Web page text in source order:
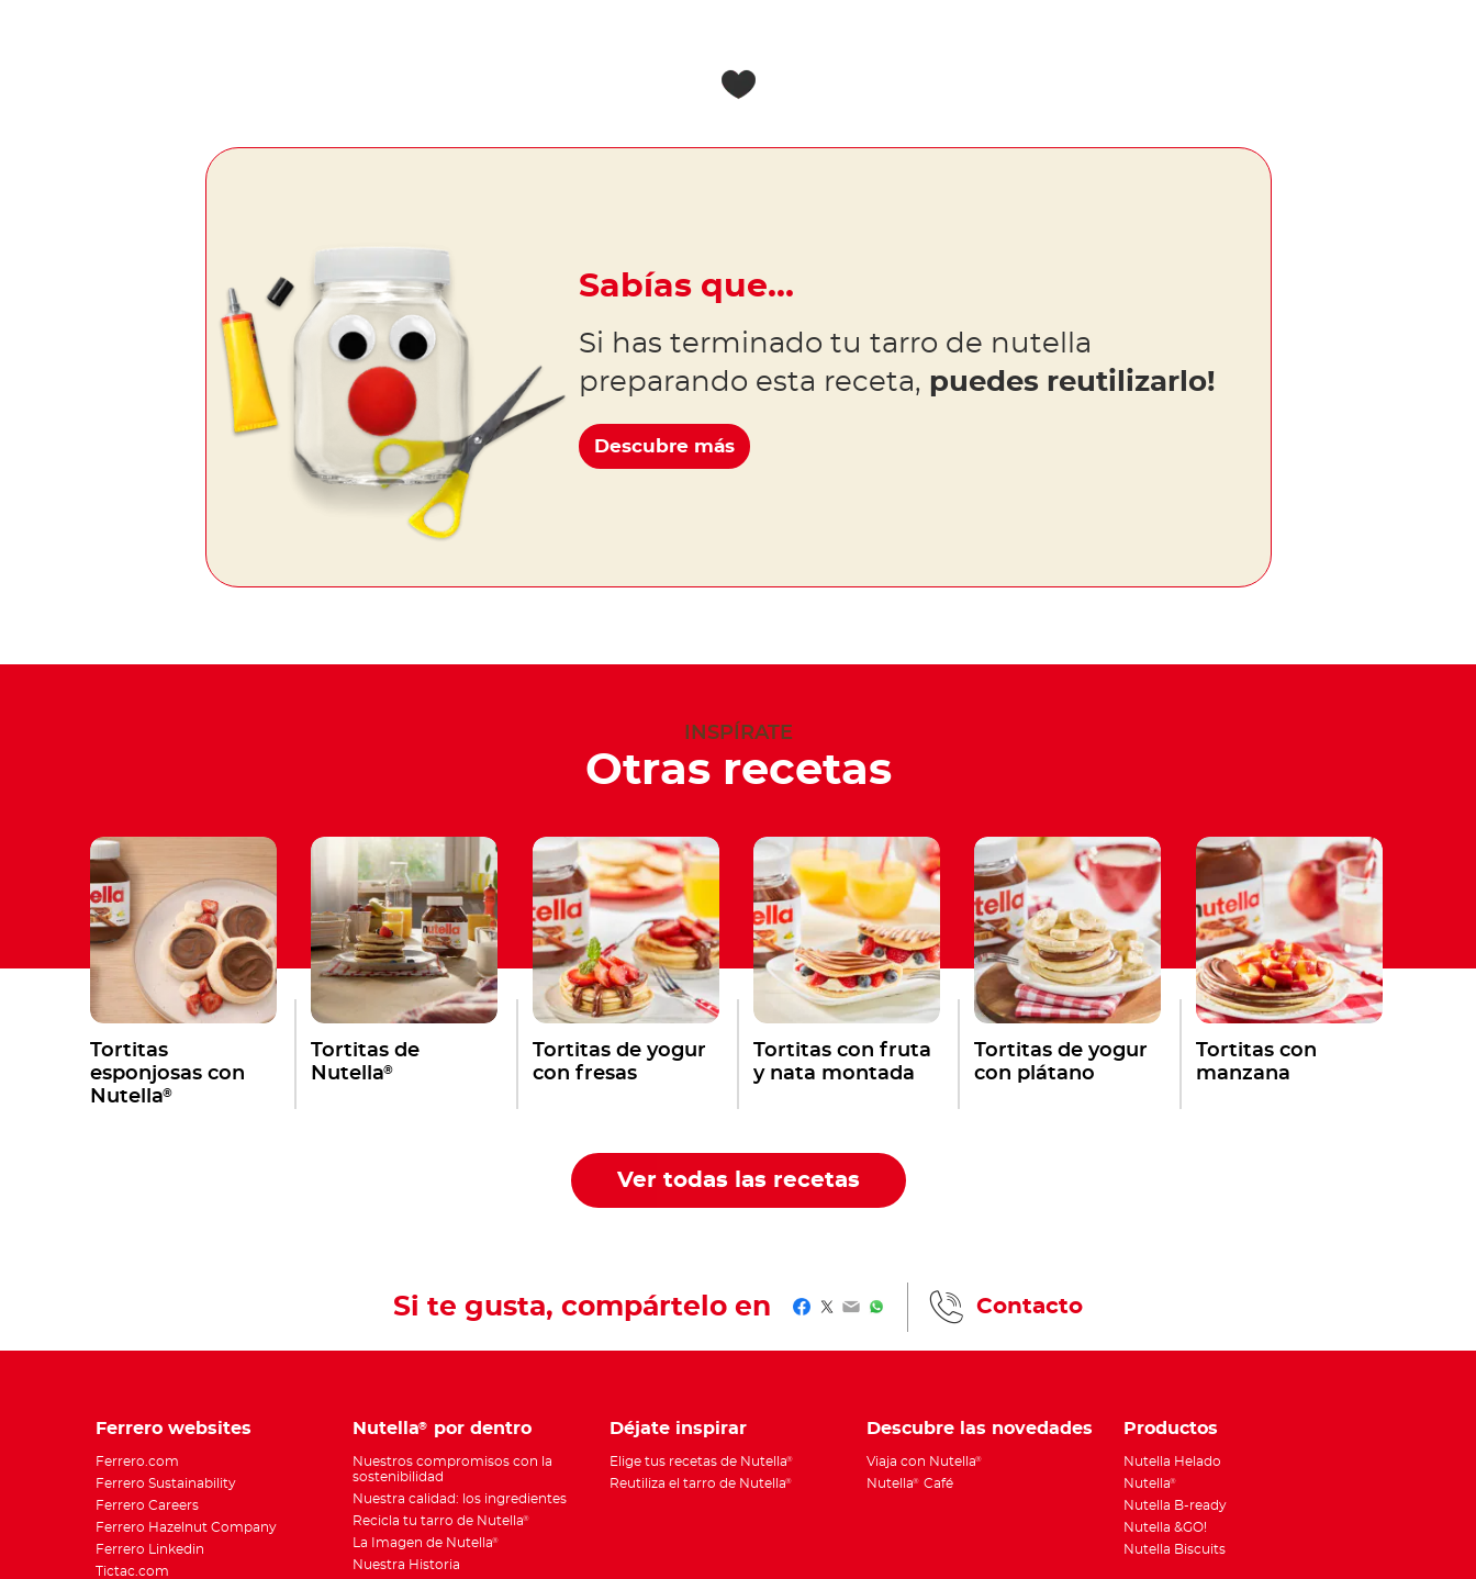
Sabías que…
Si has terminado tu tarro de nutella
preparando esta receta, puedes reutilizarlo!
Descubre más
INSPÍRATE
Otras recetas
Tortitas
esponjosas con
Nutella®
Tortitas de
Nutella®
Tortitas de yogur
con fresas
Tortitas con fruta
y nata montada
Tortitas de yogur
con plátano
Tortitas con
manzana
Ver todas las recetas
Si te gusta, compártelo en Facebook
Twitter
EmailWhatsApp Contacto
Ferrero websites
Ferrero.com
Ferrero Sustainability
Ferrero Careers
Ferrero Hazelnut Company
Ferrero Linkedin
Tictac.com
Nutella® por dentro
Nuestros compromisos con la
sostenibilidad
Nuestra calidad: los ingredientes
Recicla tu tarro de Nutella®
La Imagen de Nutella®
Nuestra Historia
Déjate inspirar
Elige tus recetas de Nutella®
Reutiliza el tarro de Nutella®
Descubre las novedades
Viaja con Nutella®
Nutella® Café
Productos
Nutella Helado
Nutella®
Nutella B-ready
Nutella &GO!
Nutella Biscuits